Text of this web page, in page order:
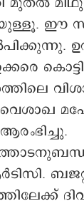
ഈ
ബജറ്റ്